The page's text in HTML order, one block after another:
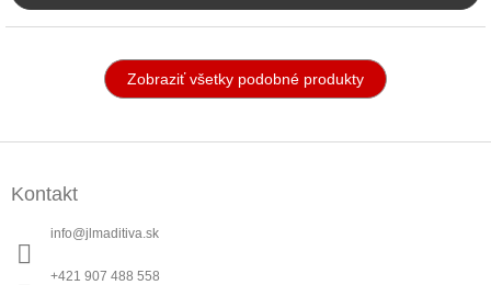
Zobraziť všetky podobné produkty
Kontakt
info@jlmaditiva.sk
+421 907 488 558